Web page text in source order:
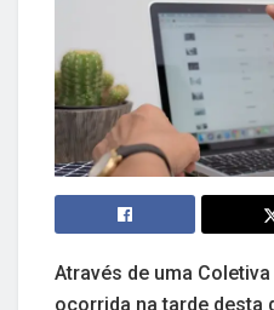
Através de uma
ocorrida na tarde desta